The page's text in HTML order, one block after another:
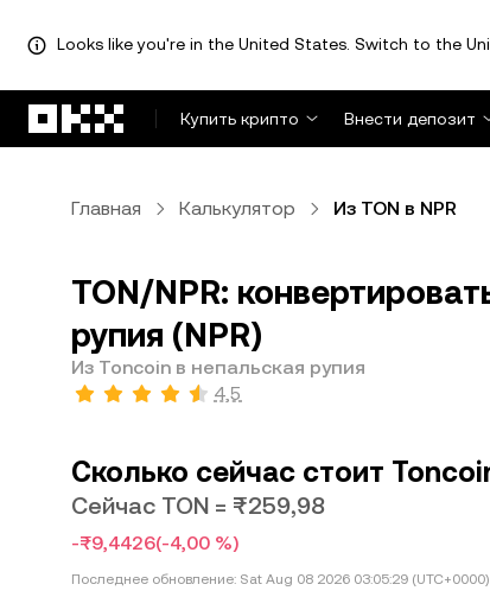
Looks like you're in the United States. Switch to the
Купить крипто
Внести депозит
Главная Калькулятор Из TON в NPR
TON/NPR:
рупия (NPR)
Из Toncoin в непальская рупия
4,5
Сколько сейчас стоит
Сейчас TON = ₨259,98
-₨9,4426(-4,00 %)
Последнее обновление: Sat Aug 08 2026 03:05:29